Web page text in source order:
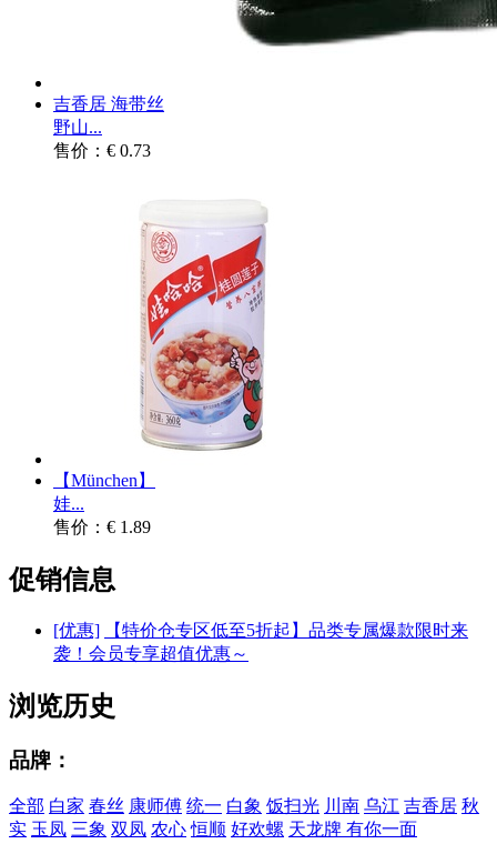
吉香居 海带丝
野山...
售价：€ 0.73
【München】
娃...
售价：€ 1.89
促销信息
[优惠]
【特价仓专区低至5折起】品类专属爆款限时来
袭！会员专享超值优惠～
浏览历史
品牌：
全部 白家 春丝 康师傅 统一 白象 饭扫光 川南 乌江 吉香居 秋
实 玉凤 三象 双凤 农心 恒顺 好欢螺 天龙牌 有你一面